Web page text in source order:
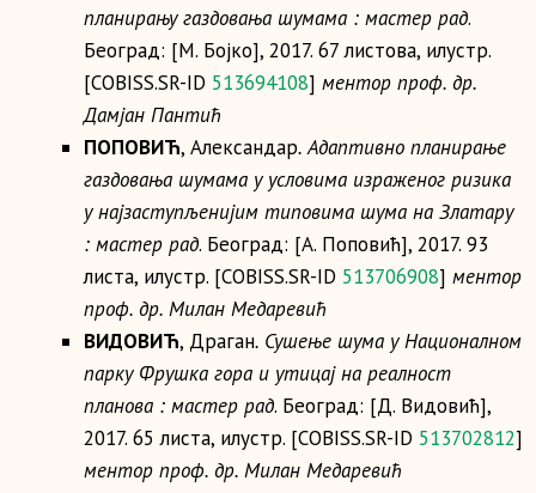
планирању газдовања шумама : мастер рад.
Београд: [М. Бојко], 2017. 67 листова, илустр.
[COBISS.SR-ID 513694108] ментор проф. др.
Дамјан Пантић
ПОПОВИЋ, Александар. Адаптивно планирање
газдовања шумама у условима израженог ризика
у најзаступљенијим типовима шума на Златару
: мастер рад. Београд: [А. Поповић], 2017. 93
листа, илустр. [COBISS.SR-ID 513706908] ментор
проф. др. Милан Медаревић
ВИДОВИЋ, Драган. Сушење шума у Националном
парку Фрушка гора и утицај на реалност
планова : мастер рад. Београд: [Д. Видовић],
2017. 65 листа, илустр. [COBISS.SR-ID 513702812]
ментор проф. др. Милан Медаревић